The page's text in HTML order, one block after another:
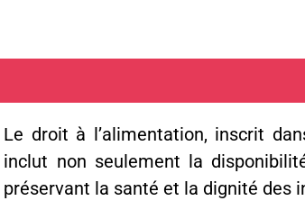
Le droit à l’alimentation, inscrit
inclut non seulement la
préservant la santé et la dignité des